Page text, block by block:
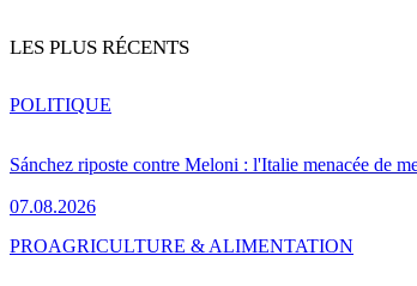
LES PLUS RÉCENTS
Sánchez riposte contre Meloni : l'Italie menacée de
07.08.2026
POLITIQUE
PROAGRICULTURE & ALIMENTATION